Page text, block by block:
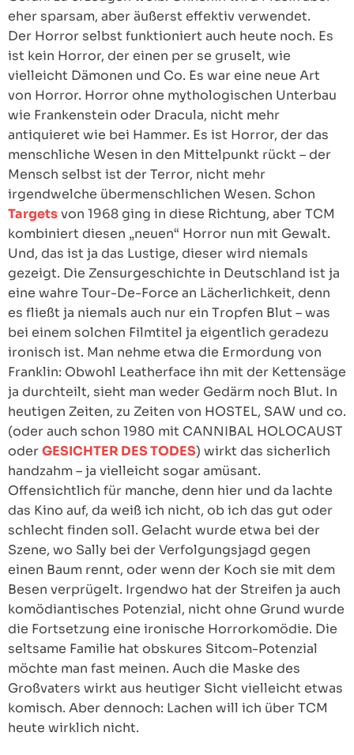
eher sparsam, aber äußerst effektiv verwendet.
Der Horror selbst funktioniert auch heute noch. Es
ist kein Horror, der einen per se gruselt, wie
vielleicht Dämonen und Co. Es war eine neue Art
von Horror. Horror ohne mythologischen Unterbau
wie Frankenstein oder Dracula, nicht mehr
antiquieret wie bei Hammer. Es ist Horror, der das
menschliche Wesen in den Mittelpunkt rückt – der
Mensch selbst ist der Terror, nicht mehr
irgendwelche übermenschlichen Wesen. Schon
Targetsvon 1968 ging in diese Richtung, aber TCM
kombiniert diesen „neuen“ Horror nun mit Gewalt.
Und, das ist ja das Lustige, dieser wird niemals
gezeigt. Die Zensurgeschichte in Deutschland ist ja
eine wahre Tour-De-Force an Lächerlichkeit, denn
es fließt ja niemals auch nur ein Tropfen Blut – was
bei einem solchen Filmtitel ja eigentlich geradezu
ironisch ist. Man nehme etwa die Ermordung von
Franklin: Obwohl Leatherface ihn mit der Kettensäge
ja durchteilt, sieht man weder Gedärm noch Blut. In
heutigen Zeiten, zu Zeiten von HOSTEL, SAW und co.
(oder auch schon 1980 mit CANNIBAL HOLOCAUST
oderGESICHTER DES TODES) wirkt das sicherlich
handzahm – ja vielleicht sogar amüsant.
Offensichtlich für manche, denn hier und da lachte
das Kino auf, da weiß ich nicht, ob ich das gut oder
schlecht finden soll. Gelacht wurde etwa bei der
Szene, wo Sally bei der Verfolgungsjagd gegen
einen Baum rennt, oder wenn der Koch sie mit dem
Besen verprügelt. Irgendwo hat der Streifen ja auch
komödiantisches Potenzial, nicht ohne Grund wurde
die Fortsetzung eine ironische Horrorkomödie. Die
seltsame Familie hat obskures Sitcom-Potenzial
möchte man fast meinen. Auch die Maske des
Großvaters wirkt aus heutiger Sicht vielleicht etwas
komisch. Aber dennoch: Lachen will ich über TCM
heute wirklich nicht.